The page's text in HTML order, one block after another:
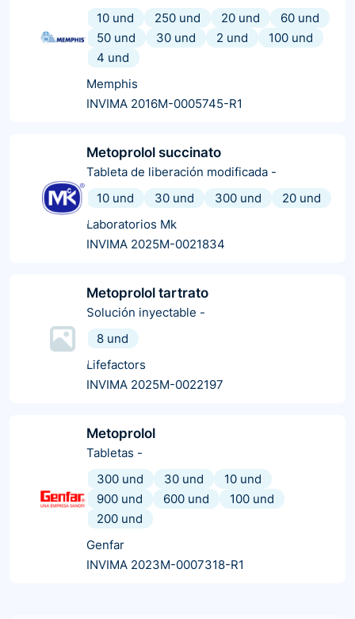
10 und
250 und 20 und
60 und
50 und
30 und 2 und
100 und
4 und
Memphis
INVIMA 2016M-0005745-R1
Metoprolol succinato
Tableta de liberación modificada -
10 und
30 und 300 und
20 und
Laboratorios Mk
INVIMA 2025M-0021834
Metoprolol tartrato
Solución inyectable -
8 und
Lifefactors
INVIMA 2025M-0022197
Metoprolol
Tabletas -
300 und
30 und
10 und
900 und
600 und
100 und
200 und
Genfar
INVIMA 2023M-0007318-R1